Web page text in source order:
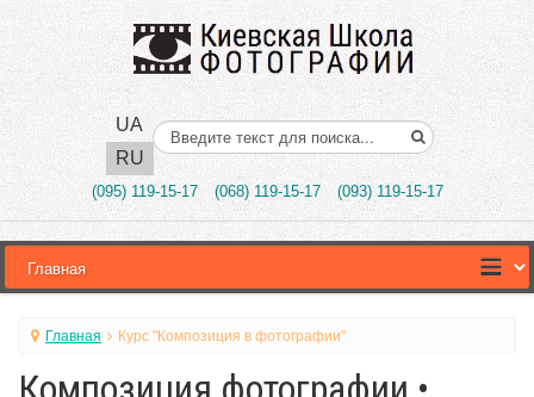
UA
RU
Поиск..
(095) 119-15-17 (068) 119-15-17 (093) 119-15-17
Главная Курс "Композиция в фотографии"